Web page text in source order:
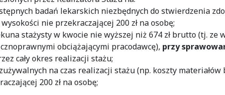
badań lekarskich niezbędnych do stwierdzenia
nie przekraczającej 200 zł na osobę;
stażysty w kwocie nie wyższej niż 674 zł brutto (tj. ze
obciążającymi pracodawcę), przy
cały okres realizacji stażu;
na czas realizacji stażu (np. koszty
200 zł na osobę;